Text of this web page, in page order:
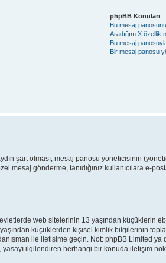
phpBB Konuları
Bu mesaj
Aradığım X özellik
Bu mesaj
Bir mesaj panosu
şart olması, mesaj panosu yöneticisinin
mesaj gönderme, tanıdığınız kullanıcılara e-
web sitelerinin 13 yaşından küçüklerin
küçüklerden kişisel kimlik bilgilerinin
ile iletişime geçin. Not: phpBB Limited
ilgilendiren herhangi bir konuda iletişim